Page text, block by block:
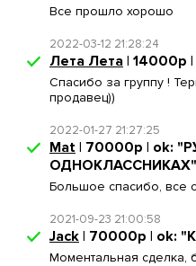
Все прошло хорошо
2022-03-12 21:28:24
Лета Лета | 14000р
Спасибо за группу !
продавец))
2022-01-27 21:27:25
Mat | 70000р | ok:
Большое спасибо, все
2021-09-23 21:00:58
Jack | 70000р | ok:
Моментальная сделка,